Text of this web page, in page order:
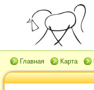
Главная Карта